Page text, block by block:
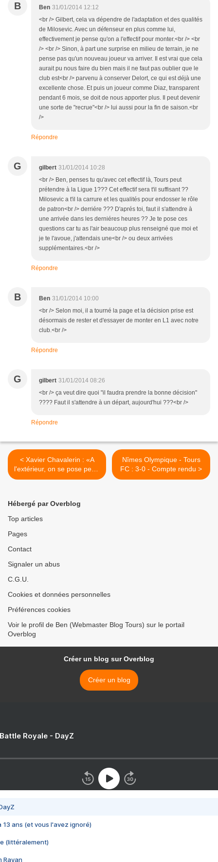
B Ben 31/01/2014 12:12
<br /> Gilbert, cela va dépendre de l'adaptation et des qualités
de Milosevic. Avec un défenseur en plus comme lui,
effectivement je pense qu'on a l'effectif pour monter.<br /> <br
/> <br /> Sinon, à part une surprise en milieu de terrain, je ne
pense pas qu'un nouveau joueur va arriver. Il est vrai que cela
aurait pu nous faire du bien mais il ne faut pas oublier que le
club est<br /> parvenu à conserver Delort, ce qui est déjà une
excellente chose. Et puis un joueur comme Diaz, transparent
pendant 6 mois, se doit de nous apporter plus. Il peut devenir
une sorte de "recrue"<br /> lui aussi pour la fin de saison.<br
/>
Répondre
G gilbert 31/01/2014 10:28
<br /> Ben, penses tu qu'avec cet effectif là, Tours peut
prétendre à la Ligue 1??? Cet effectif sera t'il suffisant ??
Milosevic a t'il la carrure et les qualités pour endosser le rôle
de patron<br /> derriére ??? D'aprés toi, faut il s'attendre à
une arrivée dans les derniéres heures ?? Je te pose ces
questions car tu as l'air beaucoup plus renseigné que moi et
je te l'avoue, j'attendais une<br /> ou deux arrivées
supplémentaires.<br />
Répondre
B Ben 31/01/2014 10:00
<br /> Selon moi, il a tourné la page et la décision prise est
désormais de rester et d'essayer de monter en L1 avec notre
club.<br />
Répondre
G gilbert 31/01/2014 08:26
<br /> ça veut dire quoi "il faudra prendre la bonne décision"
???? Faut il s'attendre à un départ, aujourd'hui ???<br />
Répondre
< Xavier Chavalerin : «A
l'extérieur, on se pose peut-
être trop de questions»
Nîmes Olympique - Tours
FC : 3-0 - Compte rendu >
Hébergé par Overblog
Top articles
Pages
Contact
Signaler un abus
C.G.U.
Cookies et données personnelles
Préférences cookies
Voir le profil de Ben (Webmaster Blog Tours) sur le portail
Overblog
Créer un blog sur Overblog
Créer un blog
Royale - DayZ
13 ans (et vous l'avez ignoré)
(littéralement)
Rayan